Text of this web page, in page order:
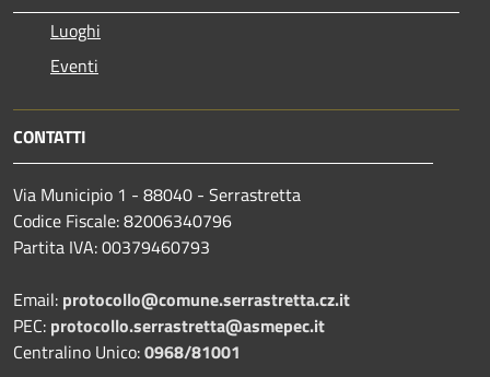
Luoghi
Eventi
CONTATTI
Via Municipio 1 - 88040 - Serrastretta
Codice Fiscale: 82006340796
Partita IVA: 00379460793
Email: protocollo@comune.serrastretta.cz.it
PEC: protocollo.serrastretta@asmepec.it
Centralino Unico:0968/81001